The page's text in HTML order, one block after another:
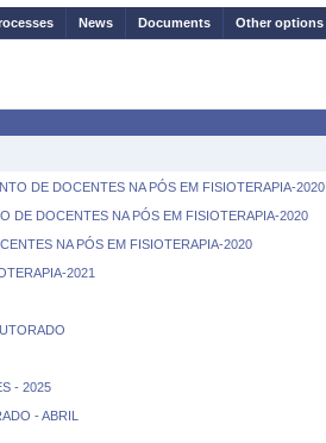
News Documents Other options
DE DOCENTES NA PÓS EM FISIOTERAPIA-2020
DE DOCENTES NA PÓS EM FISIOTERAPIA-2020
NA PÓS EM FISIOTERAPIA-2020
2021
- 2025
- ABRIL